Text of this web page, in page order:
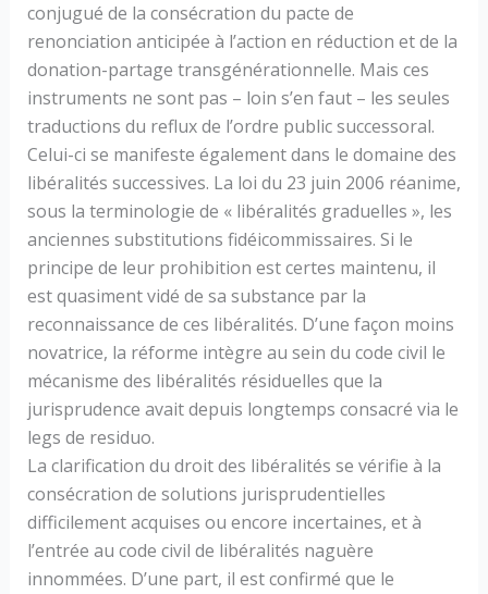
conjugué de la consécration du pacte de
renonciation anticipée à l’action en réduction et de la
donation-partage transgénérationnelle. Mais ces
instruments ne sont pas – loin s’en faut – les seules
traductions du reflux de l’ordre public successoral.
Celui-ci se manifeste également dans le domaine des
libéralités successives. La loi du 23 juin 2006 réanime,
sous la terminologie de « libéralités graduelles », les
anciennes substitutions fidéicommissaires. Si le
principe de leur prohibition est certes maintenu, il
est quasiment vidé de sa substance par la
reconnaissance de ces libéralités. D’une façon moins
novatrice, la réforme intègre au sein du code civil le
mécanisme des libéralités résiduelles que la
jurisprudence avait depuis longtemps consacré via le
legs de residuo.
La clarification du droit des libéralités se vérifie à la
consécration de solutions jurisprudentielles
difficilement acquises ou encore incertaines, et à
l’entrée au code civil de libéralités naguère
innommées. D’une part, il est confirmé que le